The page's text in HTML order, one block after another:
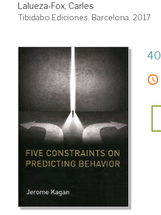
Lalueza-Fox, Carles
Tibidabo Ediciones. Barcelona, 2017